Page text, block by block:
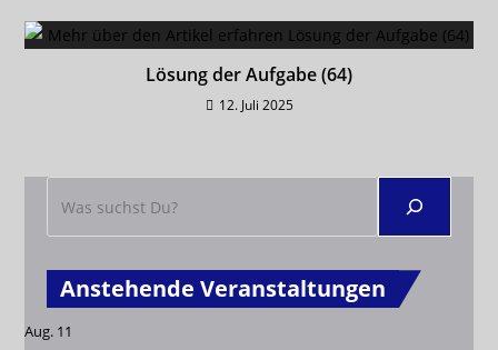
Lösung der Aufgabe (64)
12. Juli 2025
Anstehende Veranstaltungen
Aug. 11